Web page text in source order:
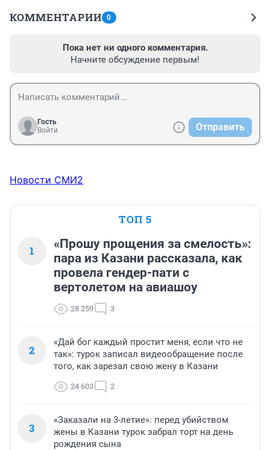
КОММЕНТАРИИ 0
Пока нет ни одного комментария.
Начните обсуждение первым!
Гость
Войти
Отправить
Новости СМИ2
ТОП 5
1
«Прошу прощения за смелость»:
пара из Казани рассказала, как
провела гендер-пати с
вертолетом на авиашоу
28 259 3
2
«Дай бог каждый простит меня, если что не
так»: турок записал видеообращение после
того, как зарезал свою жену в Казани
24 603 2
3
«Заказали на 3-летие»: перед убийством
жены в Казани турок забрал торт на день
рождения сына